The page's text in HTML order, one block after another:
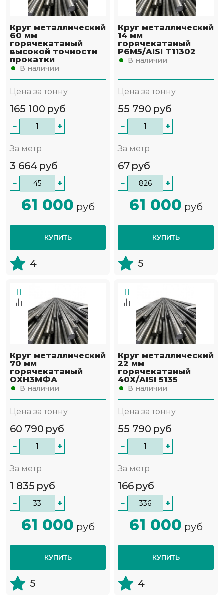
Круг металлический
60 мм
горячекатаный
высокой точности
прокатки
В наличии
Цена за тонну
165 100 руб
− +
За метр
3 664 руб
− +
61 000 руб
КУПИТЬ
4
Круг металлический
14 мм
горячекатаный
Р6М5/AISI T11302
В наличии
Цена за тонну
55 790 руб
− +
За метр
67 руб
− +
61 000 руб
КУПИТЬ
5
Круг металлический
70 мм
горячекатаный
ОХН3МФА
В наличии
Цена за тонну
60 790 руб
− +
За метр
1 835 руб
− +
61 000 руб
КУПИТЬ
5
Круг металлический
22 мм
горячекатаный
40Х/AISI 5135
В наличии
Цена за тонну
55 790 руб
− +
За метр
166 руб
− +
61 000 руб
КУПИТЬ
4